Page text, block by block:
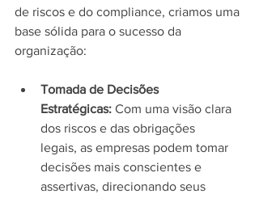
de riscos e do compliance, criamos uma
base sólida para o sucesso da
organização:
Tomada de Decisões
Estratégicas: Com uma visão clara
dos riscos e das obrigações
legais, as empresas podem tomar
decisões mais conscientes e
assertivas, direcionando seus